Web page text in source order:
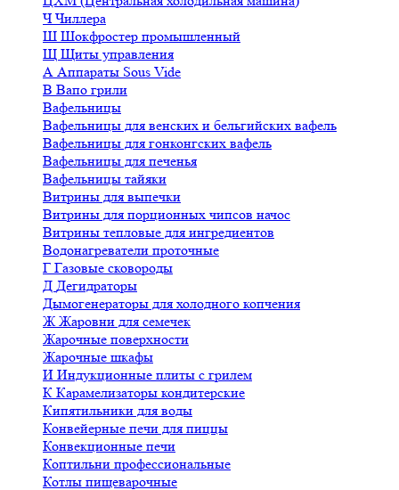
ЧЧиллера
Ш Шокфростер промышленный
Щ Щиты управления
А Аппараты Sous Vide
В Вапо грили
Вафельницы
Вафельницы для венских и бельгийских вафель
Вафельницы для гонконгских вафель
Вафельницы для печенья
Вафельницы тайяки
Витрины для выпечки
Витрины для порционных чипсов начос
Витрины тепловые для ингредиентов
Водонагреватели проточные
Г Газовые сковороды
Д Дегидраторы
Дымогенераторы для холодного копчения
ЖЖаровни для семечек
Жарочные поверхности
Жарочные шкафы
И Индукционные плиты с грилем
К Карамелизаторы кондитерские
Кипятильники для воды
Конвейерные печи для пиццы
Конвекционные печи
Коптильни профессиональные
Котлы пищеварочные